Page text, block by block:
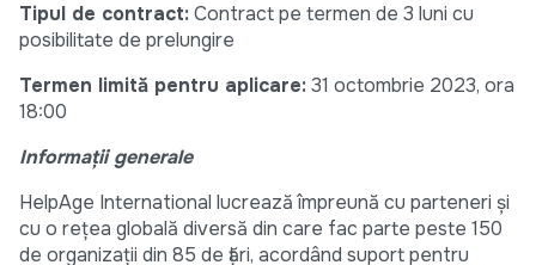
Tipul de contract:Contract pe termen de 3 luni cu
posibilitate de prelungire
Termen limită pentru aplicare:31 octombrie 2023, ora
18:00
Informații generale
HelpAge International lucrează împreună cu parteneri și
cu o rețea globală diversă din care fac parte peste 150
de organizații din 85 de țări, acordând suport pentru